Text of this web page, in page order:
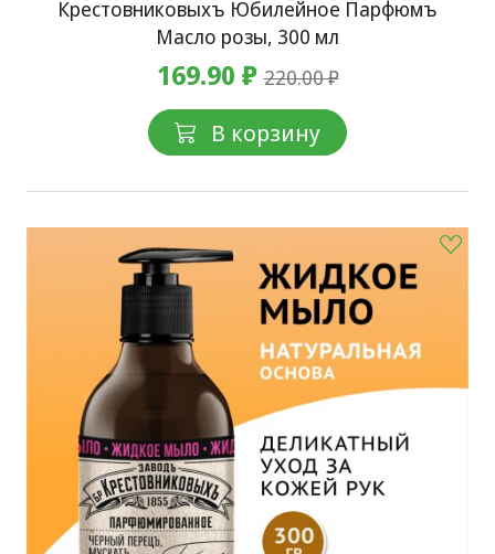
Крестовниковыхъ Юбилейное Парфюмъ
Масло розы, 300 мл
169.90 ₽220.00 ₽
В корзину